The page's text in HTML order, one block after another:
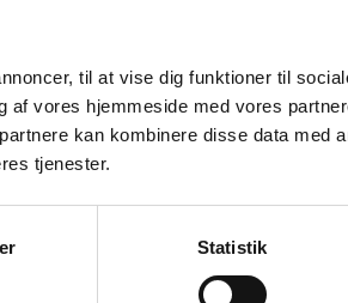
til at vise dig funktioner til
vores hjemmeside med vores
kan kombinere disse data med
tjenester.
Statistik
kunne lide de andre skønne